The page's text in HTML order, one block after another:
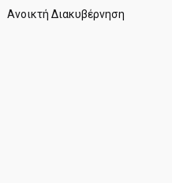
Ανοικτή Διακυβέρνηση